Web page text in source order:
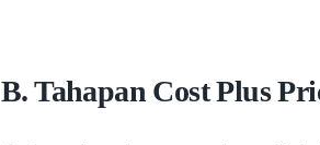
B. Tahapan Cost Plus